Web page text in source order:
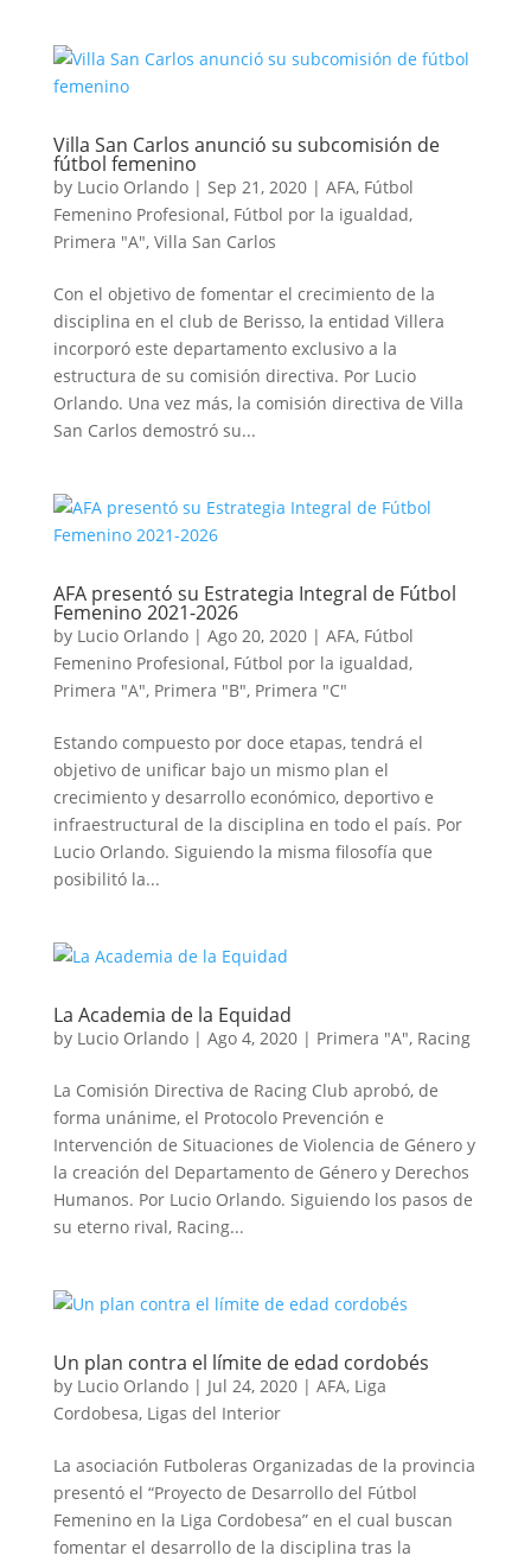
Villa San Carlos anunció su subcomisión de
fútbol femenino
by Lucio Orlando| Sep 21, 2020| AFA, Fútbol
Femenino Profesional, Fútbol por la igualdad,
Primera "A", Villa San Carlos
Con el objetivo de fomentar el crecimiento de la
disciplina en el club de Berisso, la entidad Villera
incorporó este departamento exclusivo a la
estructura de su comisión directiva. Por Lucio
Orlando. Una vez más, la comisión directiva de Villa
San Carlos demostró su...
AFA presentó su Estrategia Integral de Fútbol
Femenino 2021-2026
by Lucio Orlando| Ago 20, 2020| AFA, Fútbol
Femenino Profesional, Fútbol por la igualdad,
Primera "A", Primera "B", Primera "C"
Estando compuesto por doce etapas, tendrá el
objetivo de unificar bajo un mismo plan el
crecimiento y desarrollo económico, deportivo e
infraestructural de la disciplina en todo el país. Por
Lucio Orlando. Siguiendo la misma filosofía que
posibilitó la...
La Academia de la Equidad
by Lucio Orlando| Ago 4, 2020| Primera "A", Racing
La Comisión Directiva de Racing Club aprobó, de
forma unánime, el Protocolo Prevención e
Intervención de Situaciones de Violencia de Género y
la creación del Departamento de Género y Derechos
Humanos. Por Lucio Orlando. Siguiendo los pasos de
su eterno rival, Racing...
Un plan contra el límite de edad cordobés
by Lucio Orlando| Jul 24, 2020| AFA, Liga
Cordobesa, Ligas del Interior
La asociación Futboleras Organizadas de la provincia
presentó el “Proyecto de Desarrollo del Fútbol
Femenino en la Liga Cordobesa” en el cual buscan
fomentar el desarrollo de la disciplina tras la